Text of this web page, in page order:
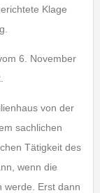
Klage
6. November
von der
sachlichen
Tätigkeit des
wenn die
werde. Erst dann